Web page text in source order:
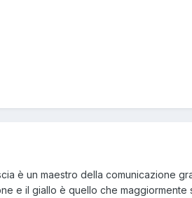
è un maestro della comunicazione
e il giallo è quello che maggiormente